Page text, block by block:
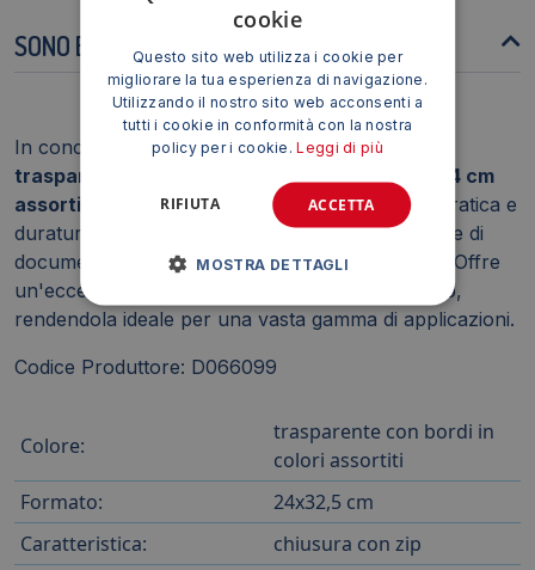
SONO BUSTE RICICLABILI?
In conclusione, laBusta in PVC Beautone
trasparente con chiusura zip colorata 32,5x24 cm
assortiti
rappresenta una soluzione versatile, pratica e
duratura per l'organizzazione e la conservazione di
documenti, effetti personali e materiali di lavoro. Offre
un'eccellente visibilità, protezione e facilità d'uso,
rendendola ideale per una vasta gamma di applicazioni.
Codice Produttore: D066099
Colore:
trasparente con bordi in
colori assortiti
Formato:
24x32,5 cm
Caratteristica:
chiusura con zip
cookie
Questo sito web utilizza i cookie per
migliorare la tua esperienza di navigazione.
Utilizzando il nostro sito web acconsenti a
tutti i cookie in conformità con la nostra
policy per i cookie.Leggi di più
ACCETTA
RIFIUTA
MOSTRA DETTAGLI